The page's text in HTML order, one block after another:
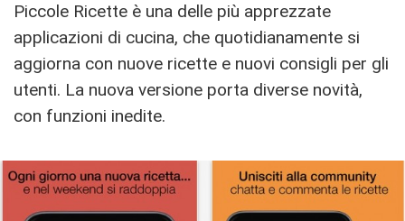
Piccole Ricette è una delle più apprezzate
applicazioni di cucina, che quotidianamente si
aggiorna con nuove ricette e nuovi consigli per gli
utenti. La nuova versione porta diverse novità,
con funzioni inedite.